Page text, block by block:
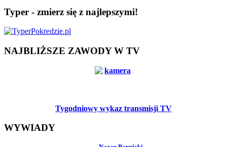
Typer - zmierz się z najlepszymi!
NAJBLIŻSZE ZAWODY W TV
Tygodniowy wykaz transmisji TV
WYWIADY